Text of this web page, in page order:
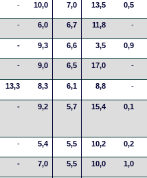
- 10,0 7,0 13,5 0,5
- 6,0 6,7 11,8 -
- 9,3 6,6 3,5 0,9
- 9,0 6,5 17,0 -
13,3 8,3 6,1 8,8 -
- 9,2 5,7 15,4 0,1
- 5,4 5,5 10,2 0,2
- 7,0 5,5 10,0 1,0